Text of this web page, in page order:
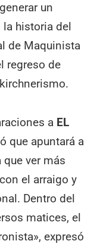
un
la historia del
de Maquinista
regreso de
a EL
que apuntará a
que ver más
el arraigo y
Dentro del
matices, el
expresó